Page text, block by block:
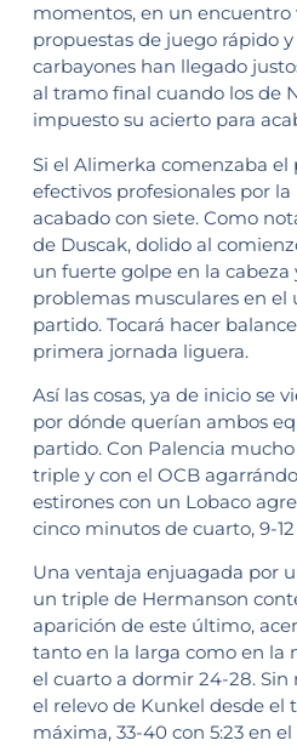
momentos, en un
propuestas de juego rápido
carbayones han llegado
al tramo final cuando los de
impuesto su acierto para
Si el Alimerka comenzaba
efectivos profesionales por
acabado con siete. Como
de Duscak, dolido al
un fuerte golpe en la cabeza
problemas musculares en
partido. Tocará hacer
primera jornada liguera.
Así las cosas, ya de inicio se
por dónde querían ambos
partido. Con Palencia
triple y con el OCB
estirones con un Lobaco
cinco minutos de cuarto, 9-
Una ventaja enjuagada por
un triple de Hermanson
aparición de este último,
tanto en la larga como en la
el cuarto a dormir 24-28. Sin
el relevo de Kunkel desde el
máxima, 33-40 con 5:23 en